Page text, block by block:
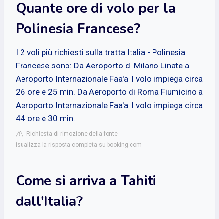
Quante ore di volo per la
Polinesia Francese?
I 2 voli più richiesti sulla tratta Italia - Polinesia
Francese sono: Da Aeroporto di Milano Linate a
Aeroporto Internazionale Faa'a il volo impiega circa
26 ore e 25 min. Da Aeroporto di Roma Fiumicino a
Aeroporto Internazionale Faa'a il volo impiega circa
44 ore e 30 min.
Richiesta di rimozione della fonte
isualizza la risposta completa su booking.com
Come si arriva a Tahiti
dall'Italia?